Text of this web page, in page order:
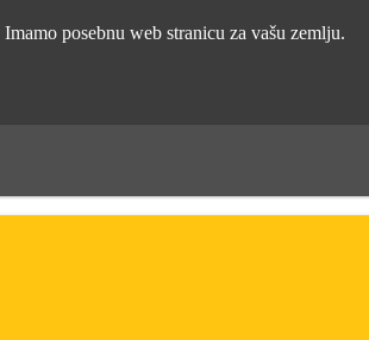
posebnu web stranicu za vašu zemlju.